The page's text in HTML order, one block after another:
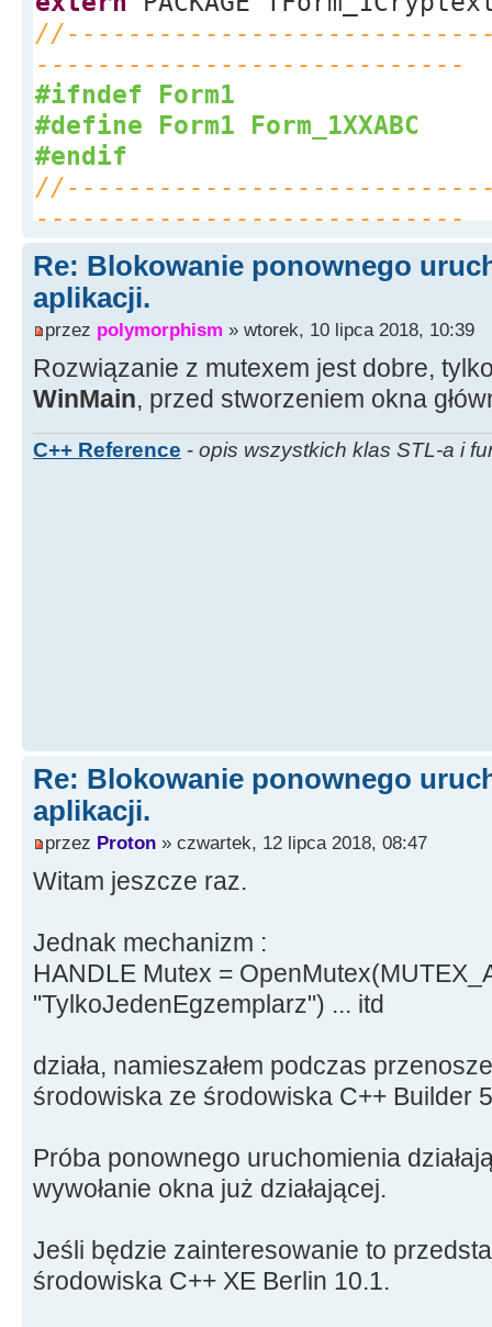
// Normalne uruchomienie
else
{
....
----------------------------
#ifndef Form1
#define Form1 Form_1XXABC
#endif
----------------------------
#endif
Re: Blokowanie ponownego
aplikacji.
przez polymorphism » wtorek, 10 lipca 2018, 10:39
Rozwiązanie z mutexem jest dobre,
WinMain, przed stworzeniem okna
C++ Reference - opis wszystkich klas STL-a i
Re: Blokowanie ponownego
aplikacji.
przez Proton » czwartek, 12 lipca 2018, 08:47
Witam jeszcze raz.
Jednak mechanizm :
HANDLE Mutex =
"TylkoJedenEgzemplarz") ... itd
działa, namieszałem podczas
środowiska ze środowiska C++ Builder
Próba ponownego uruchomienia
wywołanie okna już działającej.
Jeśli będzie zainteresowanie to
środowiska C++ XE Berlin 10.1.